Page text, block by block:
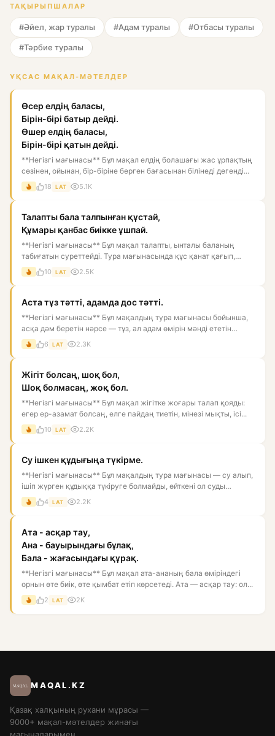
ТАҚЫРЫПШАЛАР
#Әйел, жар туралы #Адам туралы #Отбасы туралы
#Тәрбие туралы
ҰҚСАС МАҚАЛ-МӘТЕЛДЕР
Өсер елдің баласы,
Бірін-бірі батыр дейді.
Өшер елдің баласы,
Бірін-бірі қатын дейді.
**Негізгі мағынасы** Бұл мақал елдің болашағы жас ұрпақтың
сөзінен, ойынан, бір-біріне берген бағасынан білінеді дегенді...
18 LAT 5.1K
Талапты бала талпынған құстай,
Құмары қанбас биікке ұшпай.
**Негізгі мағынасы** Бұл мақал талапты, ынталы баланың
табиғатын суреттейді. Тура мағынасында құс қанат қағып,
биікке ұм...
10 LAT 2.5K
Аста тұз тәтті, адамда дос тәтті.
**Негізгі мағынасы** Бұл мақалдың тура мағынасы бойынша,
асқа дәм беретін нәрсе — тұз, ал адам өмірін мәнді ететін
нәрс...
6 LAT 2.3K
Жігіт болсаң, шоқ бол,
Шоқ болмасаң, жоқ бол.
**Негізгі мағынасы** Бұл мақал жігітке жоғары талап қояды:
егер ер-азамат болсаң, елге пайдаң тиетін, мінезі мықты, ісі...
10 LAT 2.2K
Су ішкен құдығыңа түкірме.
**Негізгі мағынасы** Бұл мақалдың тура мағынасы — су алып,
ішіп жүрген құдыққа түкіруге болмайды, өйткені ол суды
ластай...
4 LAT 2.2K
Ата - асқар тау,
Ана - бауырындағы бұлақ,
Бала - жағасындағы құрақ.
**Негізгі мағынасы** Бұл мақал ата-ананың бала өміріндегі
орнын өте биік, өте қымбат етіп көрсетеді. Ата — асқар тау: ол...
2 LAT 2K
MAQAL.KZ
Қазақ халқының рухани мұрасы —
9000+ мақал-мәтелдер жинағы
мағыналарымен.